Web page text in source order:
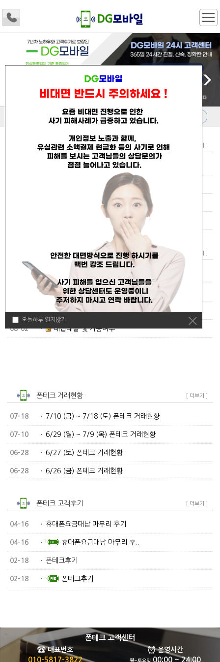
폰테크 공지사항
💜 폰테크 자주 묻는 Q/A 7가지
💙 불법 대부업체, 타인문의 강력조치
💛 대면폰테크 vs 비대면폰테크
폰테크 가능조회
가능조회
가능조회
08-02 대납대출 및 가능여부
폰테크 거래현황 [ 더보기 ]
07-18 7/10 (금) ~ 7/18 (토) 폰테크 거래현황
07-10 6/29 (월) ~ 7/9 (목) 폰테크 거래현황
06-28 6/27 (토) 폰테크 거래현황
06-28 6/26 (금) 폰테크 거래현황
폰테크 고객후기 [ 더보기 ]
04-16 휴대폰요금대납 마무리 후기
04-16 휴대폰요금대납 마무리 후..
02-18 폰테크후기
02-18 폰테크후기
폰테크 고객센터
대표번호
010-5817-3822
운영시간
월~토요일00:00 ~ 24:00
오늘하루 열지않기